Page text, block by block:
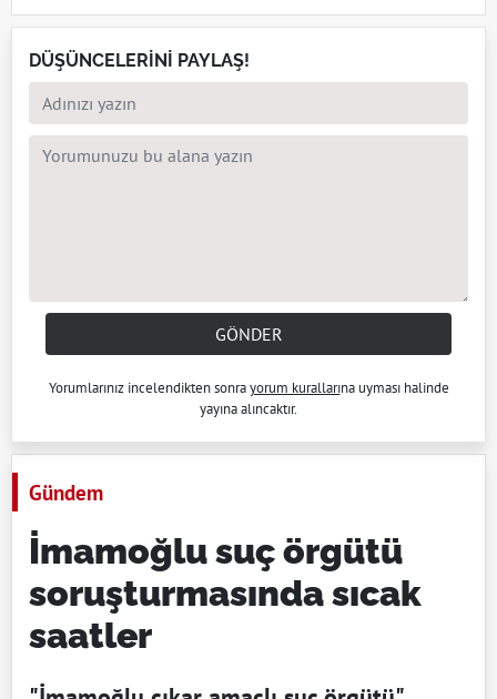
DÜŞÜNCELERİNİ PAYLAŞ!
GÖNDER
Yorumlarınız incelendikten sonrayorum kurallarına uyması halinde
yayına alıncaktır.
Gündem
İmamoğlu suç örgütü
soruşturmasında sıcak
saatler